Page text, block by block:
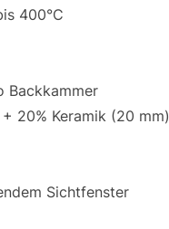
400°C
Backkammer
20% Keramik (20 mm)
Sichtfenster